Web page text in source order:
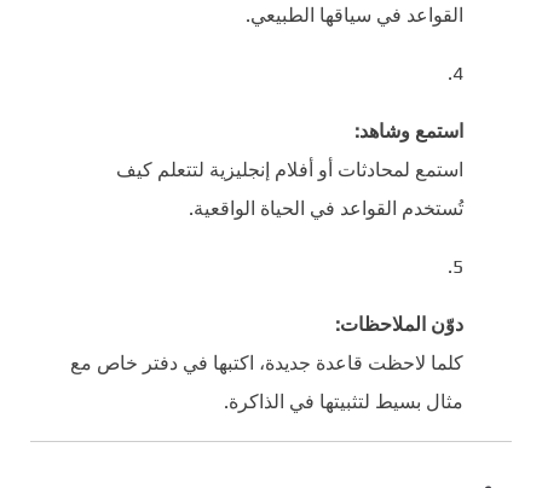
القواعد في سياقها الطبيعي.
استمع وشاهد:
استمع لمحادثات أو أفلام إنجليزية لتتعلم كيف
تُستخدم القواعد في الحياة الواقعية.
دوّن الملاحظات:
كلما لاحظت قاعدة جديدة، اكتبها في دفتر خاص مع
مثال بسيط لتثبيتها في الذاكرة.